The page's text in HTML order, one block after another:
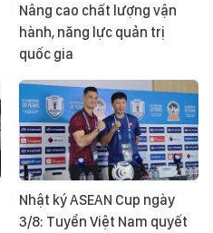
Nâng cao chất lượng vận
hành, năng lực quản trị
quốc gia
Nhật ký ASEAN Cup ngày
3/8: Tuyển Việt Nam quyết